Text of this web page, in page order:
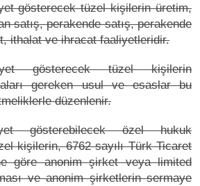
gösterecek tüzel kişilerin üretim,
satış, perakende satış, perakende
ithalat ve ihracat faaliyetleridir.
gösterecek tüzel kişilerin
gereken usul ve esaslar bu
düzenlenir.
gösterebilecek özel hukuk
kişilerin, 6762 sayılı Türk Ticaret
göre anonim şirket veya limited
ve anonim şirketlerin sermaye